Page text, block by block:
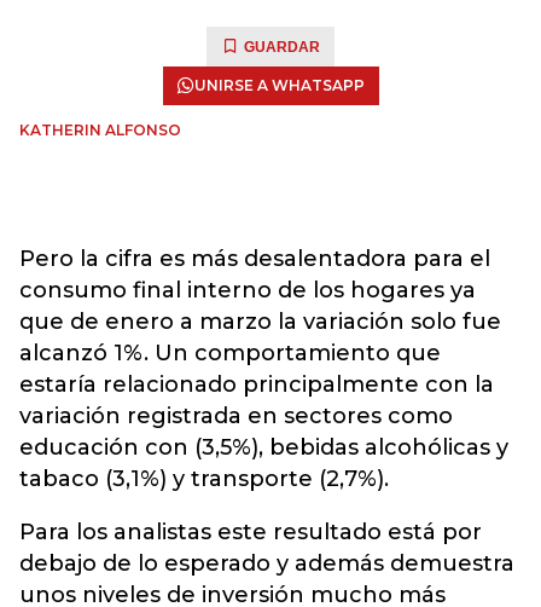
GUARDAR
UNIRSE A WHATSAPP
KATHERIN ALFONSO
Pero la cifra es más desalentadora para el
consumo final interno de los hogares ya
que de enero a marzo la variación solo fue
alcanzó 1%. Un comportamiento que
estaría relacionado principalmente con la
variación registrada en sectores como
educación con (3,5%), bebidas alcohólicas y
tabaco (3,1%) y transporte (2,7%).
Para los analistas este resultado está por
debajo de lo esperado y además demuestra
unos niveles de inversión mucho más